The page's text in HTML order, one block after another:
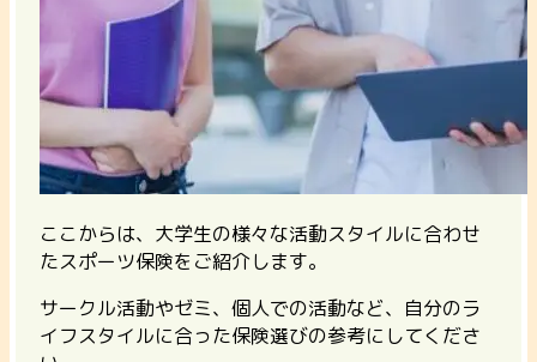
ここからは、大学生の様々な活動スタイルに合わせ
たスポーツ保険をご紹介します。
サークル活動やゼミ、個人での活動など、自分のラ
イフスタイルに合った保険選びの参考にしてくださ